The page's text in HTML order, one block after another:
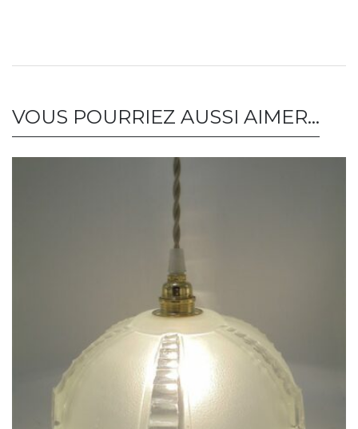
VOUS POURRIEZ AUSSI AIMER…